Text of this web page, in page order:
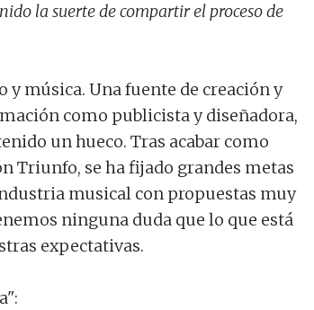
la suerte de compartir el proceso de
música. Una fuente de creación y
como publicista y diseñadora,
un hueco. Tras acabar como
Triunfo, se ha fijado grandes metas
musical con propuestas muy
ninguna duda que lo que está
expectativas.